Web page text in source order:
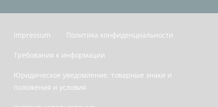
Impressum Политика конфиденциальности
Требования к информации
Юридическое уведомление, товарные знаки и
положения и условия